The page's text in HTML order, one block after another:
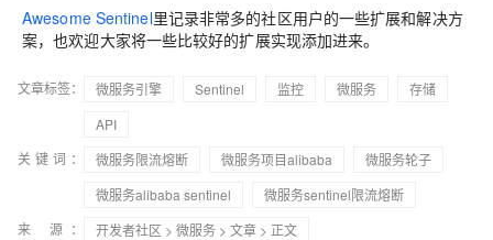
Awesome Sentinel里记录非常多的社区用户的一些扩展和解决方
案，也欢迎大家将一些比较好的扩展实现添加进来。
文章标签： 微服务引擎 Sentinel 监控 微服务
存储
API
关键词：
微服务限流熔断 微服务项目alibaba
微服务轮子
微服务alibaba sentinel
微服务sentinel限流熔断
来 源：
开发者社区 > 微服务 > 文章 > 正文